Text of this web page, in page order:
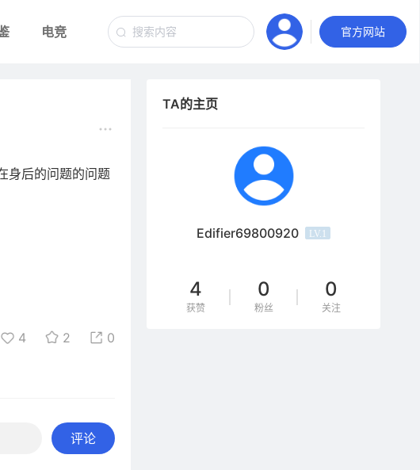
电竞 汽车音响 官方网站
身后的问题的问题
4 2 0
评论
TA的主页
Edifier69800920 LV.1
4
获赞
0
粉丝
0
关注